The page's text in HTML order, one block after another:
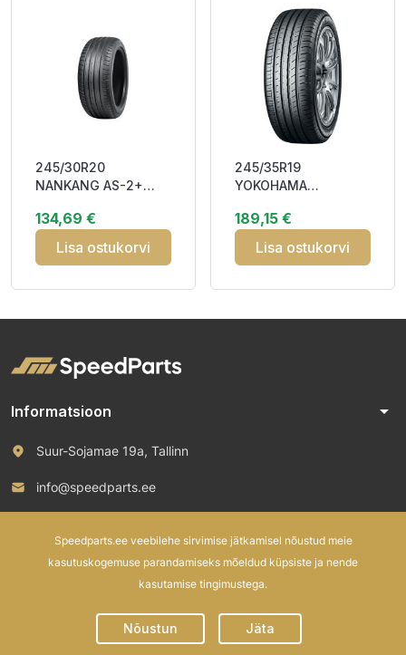
245/30R20
NANKANG AS-2+
134,69 €
Lisa ostukorvi
245/35R19
YOKOHAMA
93W XL RPB CAB71
189,15 €
Lisa ostukorvi
Informatsioon arrow_drop_down
Suur-Sojamae 19a, Tallinn
info@speedparts.ee
Speedparts.ee veebilehe sirvimise jätkamisel nõustud meie
kasutuskogemuse parandamiseks mõeldud küpsiste ja nende
kasutamise tingimustega.
Nõustun Jäta